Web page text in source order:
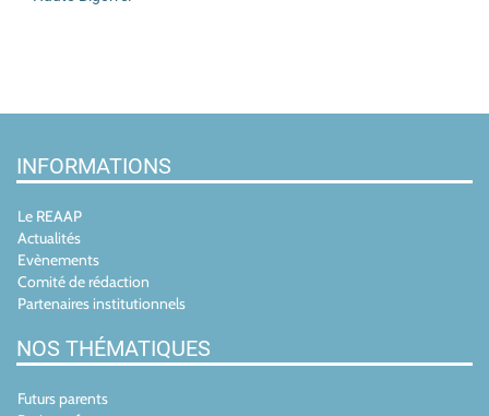
INFORMATIONS
Le REAAP
Actualités
Evènements
Comité de rédaction
Partenaires institutionnels
NOS THÉMATIQUES
Futurs parents